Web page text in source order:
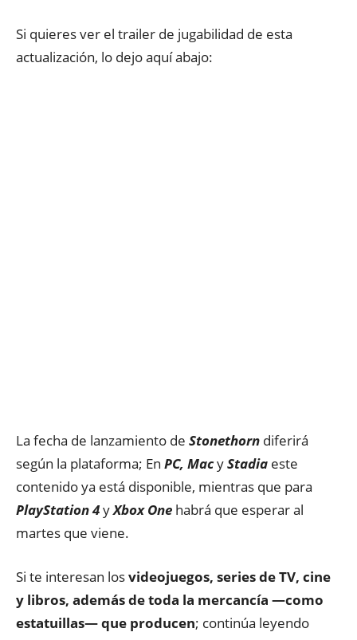
Si quieres ver el trailer de jugabilidad de esta
actualización, lo dejo aquí abajo:
La fecha de lanzamiento de Stonethorn diferirá
según la plataforma; En PC, MacyStadia este
contenido ya está disponible, mientras que para
PlayStation 4yXbox One habrá que esperar al
martes que viene.
Si te interesan losvideojuegos, series de TV, cine
y libros, además de toda la mercancía —como
estatuillas— que producen; continúa leyendo